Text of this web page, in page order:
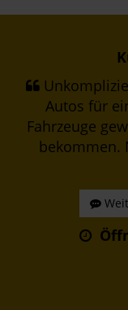
Autos für
Fahrzeuge
bekommen.